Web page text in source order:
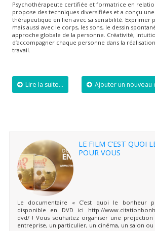
Psychothérapeute certifiée et formatrice en
propose des techniques diversifiées et a conçu
thérapeutique en lien avec sa sensibilité. Exprimer
mais aussi avec le corps, les sons, le dessin
approche globale de la personne. Créativité,
d’accompagner chaque personne dans la
travail.
Lire la suite... Ajouter un nouveau
LE FILM C’EST QUOI
POUR VOUS
Le documentaire « C’est quoi le bonheur
disponible en DVD ici http://
dvd/ ! Vous souhaitez organiser une
entreprise, un particulier, un cinéma, un salon ou